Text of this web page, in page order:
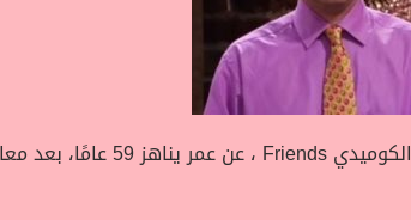
Friends
، عن عمر يناهز 59